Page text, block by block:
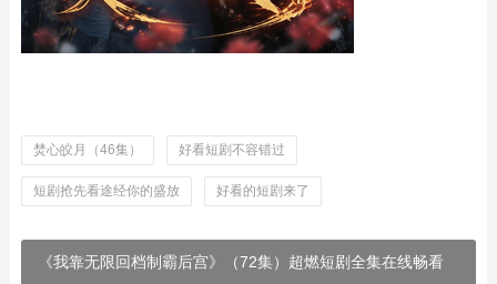
焚心皎月（46集） 好看短剧不容错过
短剧抢先看途经你的盛放 好看的短剧来了
《我靠无限回档制霸后宫》（72集）超燃短剧全集在线畅看